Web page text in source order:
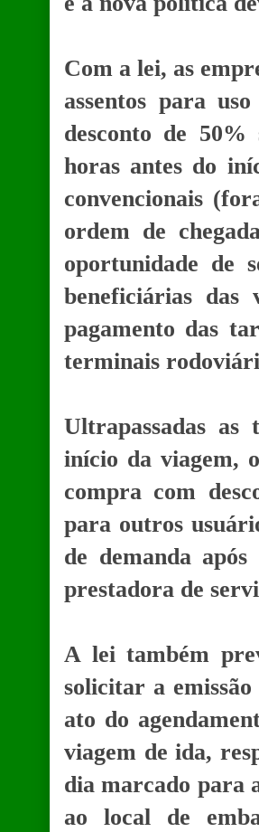
Com a lei, as
assentos para
desconto de
horas antes do
convencionais
ordem de
oportunidade de
beneficiárias das
pagamento das
terminais
Ultrapassadas
início da viagem,
compra com
para outros
de demanda
prestadora de
A lei também
solicitar a
ato do
viagem de ida,
dia marcado para
ao local de